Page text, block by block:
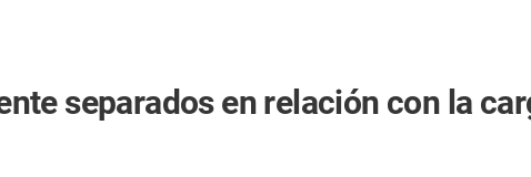
separados en relación con la